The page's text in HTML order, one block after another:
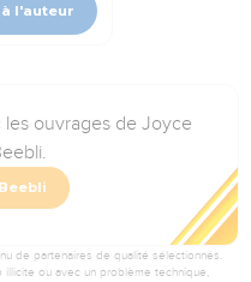
l'auteur
ouvrages de Joyce
de partenaires de qualité sélectionnés.
ou avec un problème technique,